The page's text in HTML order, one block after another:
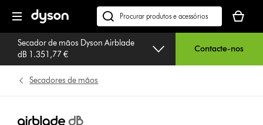
seguinte
Pesquisar
em
dyson.pt
seu
cesto
Secador de mãos Dyson Airblade
dB 1.351,77 €
Contacte-nos
Secadores de mãos